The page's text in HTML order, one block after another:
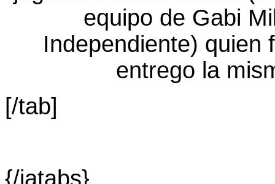
[/tab]
{/jatabs}